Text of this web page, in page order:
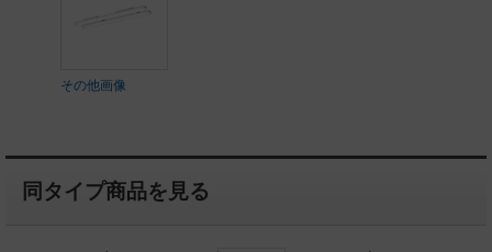
その他画像
同タイプ商品を見る